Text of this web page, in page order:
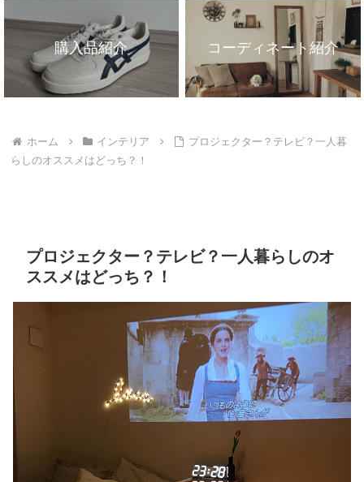
購入品紹介 コーディネート紹介
ホーム インテリア
プロジェクター？テレビ？一人暮
らしのオススメはどっち？！
プロジェクター？テレビ？一人暮らしのオ
ススメはどっち？！